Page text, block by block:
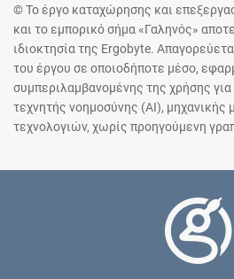
© Το έργο καταχώρησης και
και το εμπορικό σήμα «Γαληνός»
ιδιοκτησία της Ergobyte.
του έργου σε οποιοδήποτε μέσο,
συμπεριλαμβανομένης της χρήσης
τεχνητής νοημοσύνης (AI),
τεχνολογιών, χωρίς προηγούμενη